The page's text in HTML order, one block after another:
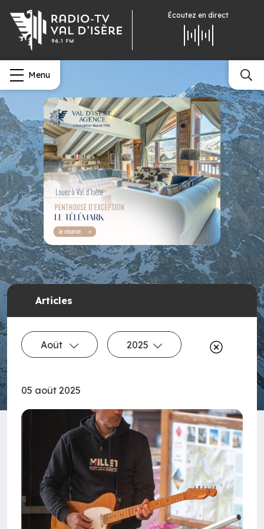
Écoutez en direct
Menu
Articles
Août 2025
05 août 2025